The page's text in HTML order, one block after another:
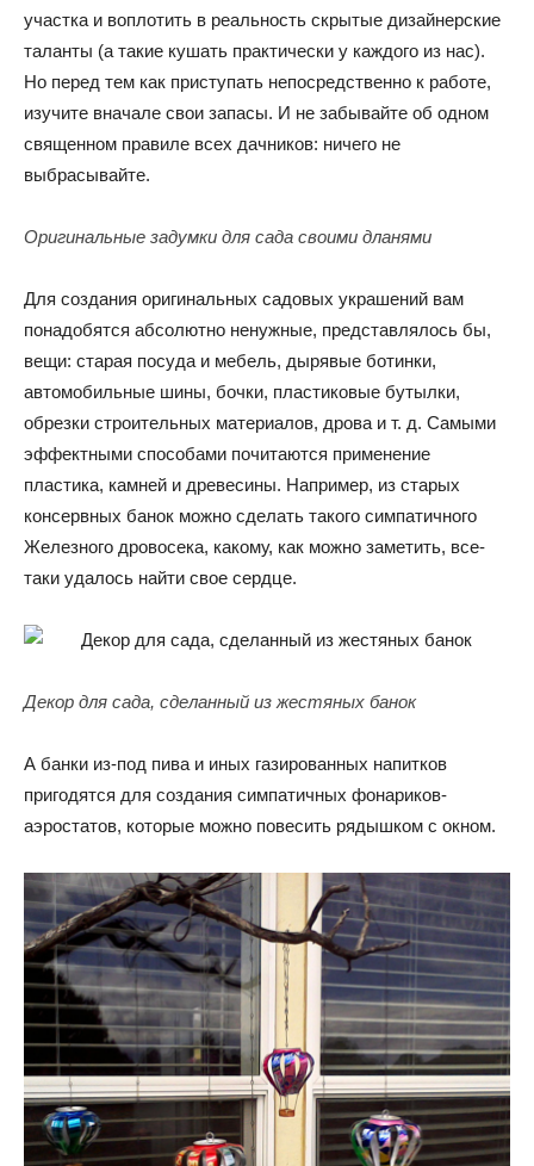
участка и воплотить в реальность скрытые дизайнерские
таланты (а такие кушать практически у каждого из нас).
Но перед тем как приступать непосредственно к работе,
изучите вначале свои запасы. И не забывайте об одном
священном правиле всех дачников: ничего не
выбрасывайте.
Оригинальные задумки для сада своими дланями
Для создания оригинальных садовых украшений вам
понадобятся абсолютно ненужные, представлялось бы,
вещи: старая посуда и мебель, дырявые ботинки,
автомобильные шины, бочки, пластиковые бутылки,
обрезки строительных материалов, дрова и т. д. Самыми
эффектными способами почитаются применение
пластика, камней и древесины. Например, из старых
консервных банок можно сделать такого симпатичного
Железного дровосека, какому, как можно заметить, все-
таки удалось найти свое сердце.
Декор для сада, сделанный из жестяных банок
А банки из-под пива и иных газированных напитков
пригодятся для создания симпатичных фонариков-
аэростатов, которые можно повесить рядышком с окном.